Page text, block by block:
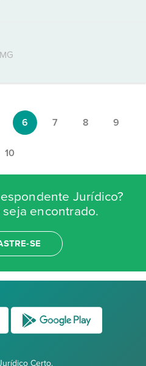
MG
6 7 8 9
10
Jurídico?
encontrado.
SE
Certo.